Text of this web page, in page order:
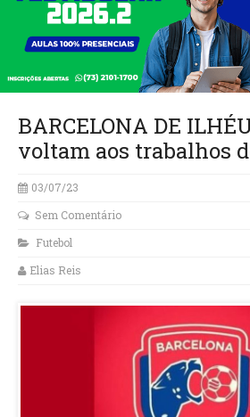
BARCELONA DE
voltam aos trabalhos
03/07/23
Sem Comentário
Futebol
Elias Reis